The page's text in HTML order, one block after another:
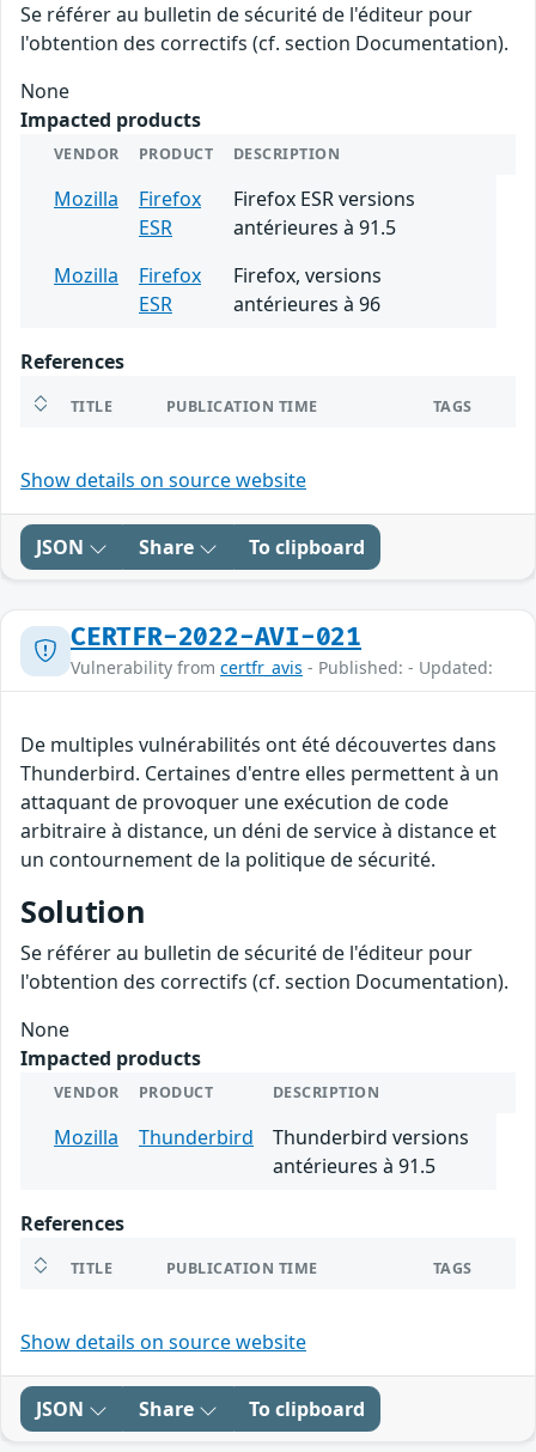
Se référer au bulletin de sécurité de l'éditeur pour
l'obtention des correctifs (cf. section Documentation).
None
Impacted products
VENDOR PRODUCT DESCRIPTION
Mozilla
Firefox
ESR
Firefox ESR versions
antérieures à 91.5
Mozilla
Firefox
ESR
Firefox, versions
antérieures à 96
References
TITLE PUBLICATION TIME TAGS
Show details on source website
JSON Share To clipboard
CERTFR-2022-AVI-021
Vulnerability from certfr_avis - Published: - Updated:
De multiples vulnérabilités ont été découvertes dans
Thunderbird. Certaines d'entre elles permettent à un
attaquant de provoquer une exécution de code
arbitraire à distance, un déni de service à distance et
un contournement de la politique de sécurité.
Solution
Se référer au bulletin de sécurité de l'éditeur pour
l'obtention des correctifs (cf. section Documentation).
None
Impacted products
VENDOR PRODUCT DESCRIPTION
Mozilla Thunderbird
Thunderbird versions
antérieures à 91.5
References
TITLE PUBLICATION TIME TAGS
Show details on source website
JSON Share To clipboard